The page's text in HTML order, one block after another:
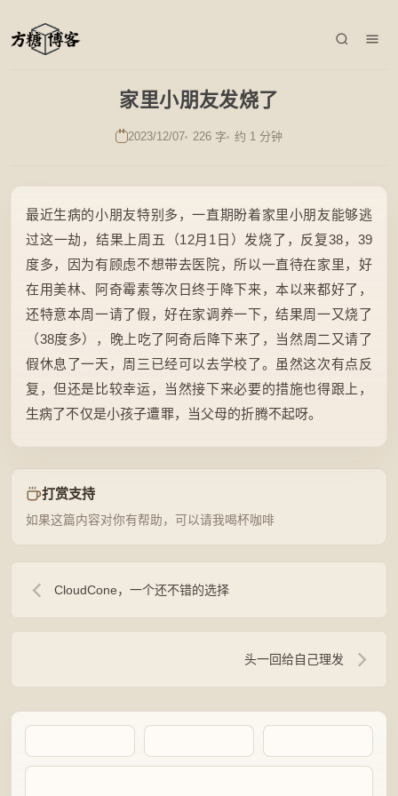
家里小朋友发烧了
2023/12/07 226 字 约 1 分钟
最近生病的小朋友特别多，一直期盼着家里小朋友能够逃
过这一劫，结果上周五（12月1日）发烧了，反复38，39
度多，因为有顾虑不想带去医院，所以一直待在家里，好
在用美林、阿奇霉素等次日终于降下来，本以来都好了，
还特意本周一请了假，好在家调养一下，结果周一又烧了
（38度多），晚上吃了阿奇后降下来了，当然周二又请了
假休息了一天，周三已经可以去学校了。虽然这次有点反
复，但还是比较幸运，当然接下来必要的措施也得跟上，
生病了不仅是小孩子遭罪，当父母的折腾不起呀。
打赏支持
如果这篇内容对你有帮助，可以请我喝杯咖啡
CloudCone，一个还不错的选择
头一回给自己理发